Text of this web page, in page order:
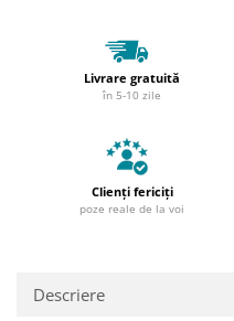
Livrare gratuită
în 5-10 zile
Clienți fericiți
poze reale de la voi
Descriere